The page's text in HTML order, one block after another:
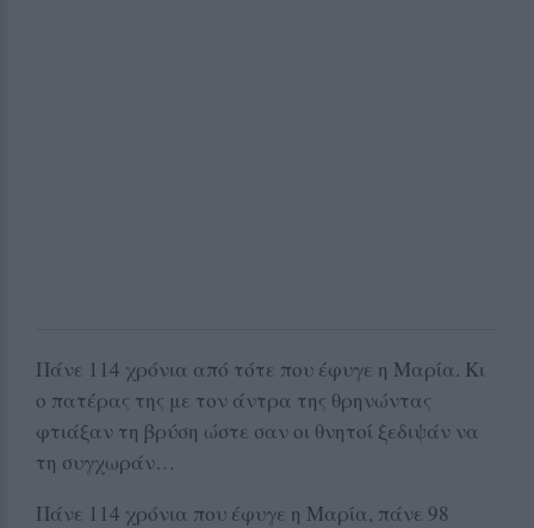
Πάνε 114 χρόνια από τότε που έφυγε η Μαρία. Κι
ο πατέρας της με τον άντρα της θρηνώντας
φτιάξαν τη βρύση ώστε σαν οι θνητοί ξεδιψάν να
τη συγχωράν…
Πάνε 114 χρόνια που έφυγε η Μαρία, πάνε 98